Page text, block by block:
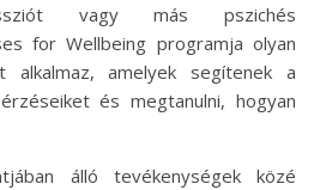
vagy más pszichés
for Wellbeing programja olyan
alkalmaz, amelyek segítenek a
és megtanulni, hogyan
álló tevékenységek közé